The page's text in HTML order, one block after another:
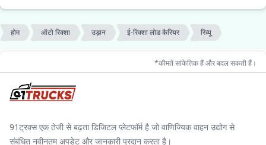
होम ऑटो रिक्शा उड़ान ई-रिक्शा लोड कैरियर रिव्यू
*कीमतें सांकेतिक हैं और बदल सकती हैं।
91ट्रक्स एक तेजी से बढ़ता डिजिटल प्लेटफॉर्म है जो वाणिज्यिक वाहन उद्योग से
संबंधित नवीनतम अपडेट और जानकारी प्रदान करता है।